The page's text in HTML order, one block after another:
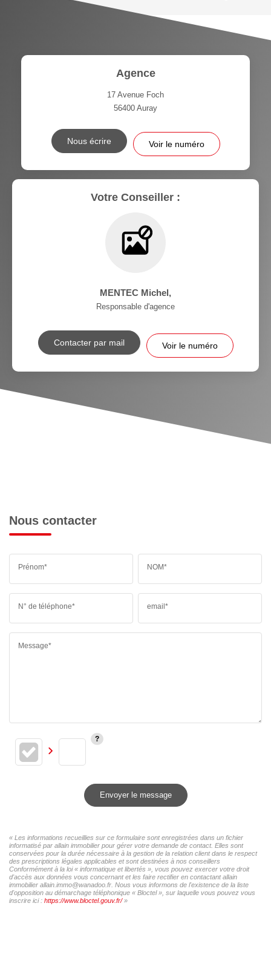
Agence
17 Avenue Foch
56400 Auray
Nous écrire Voir le numéro
Votre Conseiller :
MENTEC Michel,
Responsable d'agence
Contacter par mail Voir le numéro
Nous contacter
Prénom* NOM*
N° de téléphone* email*
Message*
Envoyer le message
« Les informations recueillies sur ce formulaire sont enregistrées dans un fichier
informatisé par allain immobilier pour gérer votre demande de contact. Elles sont
conservées pour la durée nécessaire à la gestion de la relation client dans le respect
des prescriptions légales applicables et sont destinées à nos conseillers
Conformément à la loi « informatique et libertés », vous pouvez exercer votre droit
d'accès aux données vous concernant et les faire rectifier en contactant allain
immobilier allain.immo@wanadoo.fr. Nous vous informons de l'existence de la liste
d'opposition au démarchage téléphonique « Bloctel », sur laquelle vous pouvez vous
inscrire ici : https://www.bloctel.gouv.fr/»